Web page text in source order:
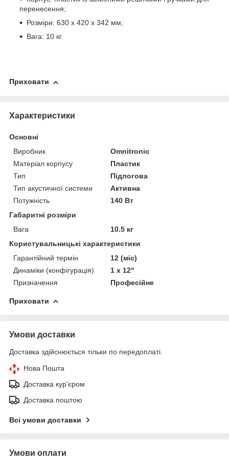
перенесення;
Розміри: 630 x 420 x 342 мм;
Вага: 10 кг
Приховати
Характеристики
Основні
Виробник
Omnitronic
Матеріал корпусу
Пластик
Тип
Підлогова
Тип акустичної системи
Активна
Потужність
140 Вт
Габаритні розміри
Вага
10.5 кг
Користувальницькі характеристики
Гарантійний термін
12 (міс)
Динаміки (конфігурація)
1 x 12"
Призначення
Професійне
Приховати
Умови доставки
Доставка здійснюється тільки по передоплаті.
Нова Пошта
Доставка кур'єром
Доставка поштою
Всі умови доставки
Умови оплати